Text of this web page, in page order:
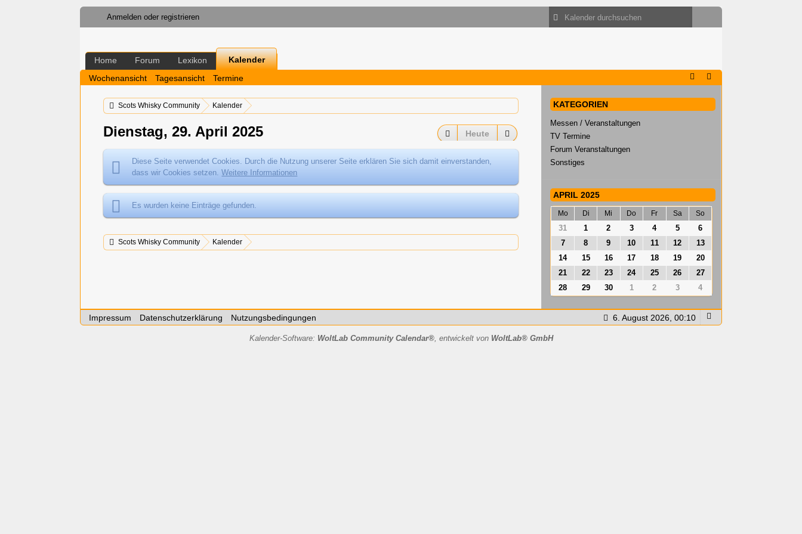
Anmelden oder registrieren
Home Forum Lexikon
Kalender
Wochenansicht
Tagesansicht Termine
Scots Whisky Community Kalender
Dienstag, 29. April 2025 Heute
Diese Seite verwendet Cookies. Durch die Nutzung unserer Seite erklären Sie sich damit einverstanden,
dass wir Cookies setzen.Weitere Informationen
Es wurden keine Einträge gefunden.
Scots Whisky Community Kalender
KATEGORIEN
Messen / Veranstaltungen
TV Termine
Forum Veranstaltungen
Sonstiges
APRIL 2025
Mo Di Mi Do Fr Sa So
31 1 2 3 4 5
6
7
8 9 10 11 12
13
14
15 16 17 18 19
20
21
22 23 24 25 26
27
28
29 30 1 2 3 4
Impressum Datenschutzerklärung Nutzungsbedingungen 6. August 2026, 00:10
Kalender-Software: WoltLab Community Calendar®, entwickelt von WoltLab® GmbH